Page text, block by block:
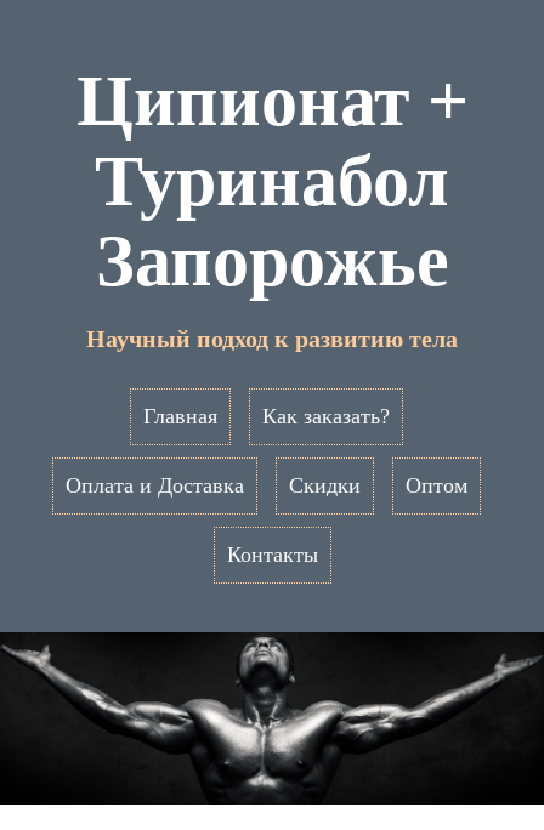
Ципионат +
Туринабол
Запорожье
Научный подход к развитию тела
Главная Как заказать?
Оплата и Доставка Скидки Оптом
Контакты